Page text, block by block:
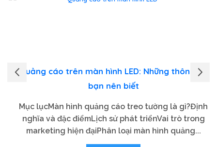
Quảng cáo trên màn hình LED: Những thông tin
bạn nên biết
Mục lụcMàn hình quảng cáo treo tường là gì?Định
nghĩa và đặc điểmLịch sử phát triểnVai trò trong
marketing hiện đạiPhân loại màn hình quảng...